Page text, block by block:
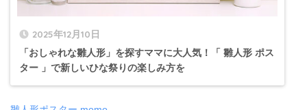
2025年12月10日
「おしゃれな雛人形」を探すママに大人気！「 雛人形 ポス
ター 」で新しいひな祭りの楽しみ方を